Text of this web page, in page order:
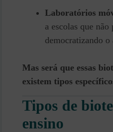
Laboratórios
a escolas que
democratizando o
Mas será que essas
existem tipos
Tipos de
ensino